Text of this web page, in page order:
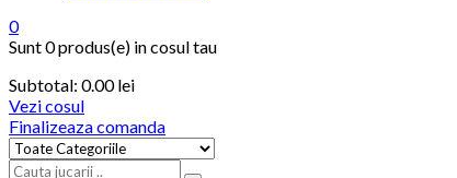
0
Sunt0 produs(e) in cosul tau
Subtotal: 0.00lei
Vezi cosul
Finalizeaza comanda